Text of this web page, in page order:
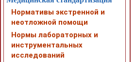
Нормативы экстренной и
неотложной помощи
Нормы лабораторных и
инструментальных
исследований